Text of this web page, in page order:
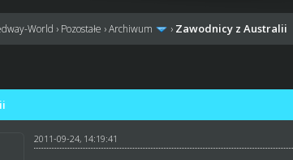
World › Pozostałe ›Archiwum › Zawodnicy z Australii
2011-09-24, 14:19:41